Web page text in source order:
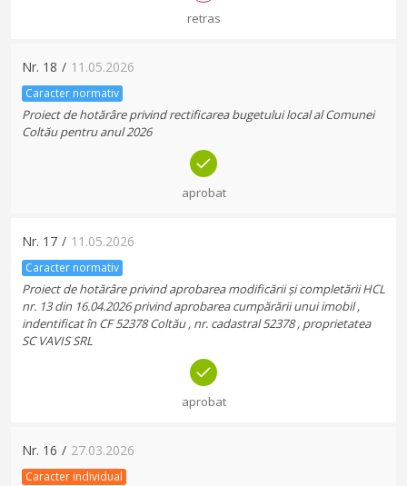
retras
Nr. 18 / 11.05.2026
Caracter normativ
Proiect de hotărâre privind rectificarea bugetului local al Comunei
Coltău pentru anul 2026
aprobat
Nr. 17 / 11.05.2026
Caracter normativ
Proiect de hotărâre privind aprobarea modificării și completării HCL
nr. 13 din 16.04.2026 privind aprobarea cumpărării unui imobil ,
indentificat în CF 52378 Coltău , nr. cadastral 52378 , proprietatea
SC VAVIS SRL
aprobat
Nr. 16 / 27.03.2026
Caracter individual